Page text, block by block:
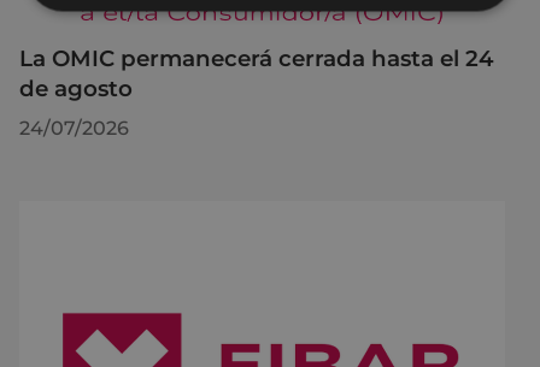
La OMIC permanecerá cerrada hasta el 24
de agosto
24/07/2026